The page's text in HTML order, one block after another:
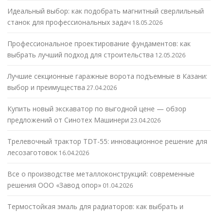
Идеальный выбор: как подобрать магнитный сверлильный
станок для профессиональных задач 18.05.2026
Профессиональное проектирование фундаментов: как
выбрать лучший подход для строительства 12.05.2026
Лучшие секционные гаражные ворота подъемные в Казани:
выбор и преимущества 27.04.2026
Купить новый экскаватор по выгодной цене — обзор
предложений от Синотех Машинери 23.04.2026
Трелевочный трактор TDT-55: инновационное решение для
лесозаготовок 16.04.2026
Все о производстве металлоконструкций: современные
решения ООО «Завод опор» 01.04.2026
Термостойкая эмаль для радиаторов: как выбрать и